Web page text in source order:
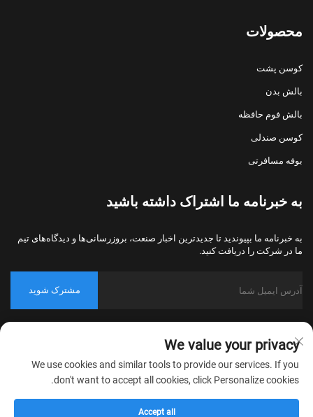
محصولات
کوسن پشت
بالش بدن
بالش فوم حافظه
کوسن صندلی
بوفه مسافرتی
به خبرنامه ما اشتراک داشته باشید
به خبرنامه ما بپیوندید تا جدیدترین اخبار صنعت، بروزرسانی‌ها و دیدگاه‌های تیم
ما در شرکت را دریافت کنید.
مشترک شوید
حقوق محفوظ است.
سیاست حریم خصوصی
We value your privacy
We use cookies and similar tools to provide our services. If you
don't want to accept all cookies, click Personalize cookies.
Accept all